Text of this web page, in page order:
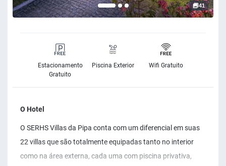
41
Estacionamento
Gratuito
Piscina Exterior Wifi Gratuito
O Hotel
O SERHS Villas da Pipa conta com um diferencial em suas
22 villas que são totalmente equipadas tanto no interior
como na área externa, cada uma com piscina privativa,